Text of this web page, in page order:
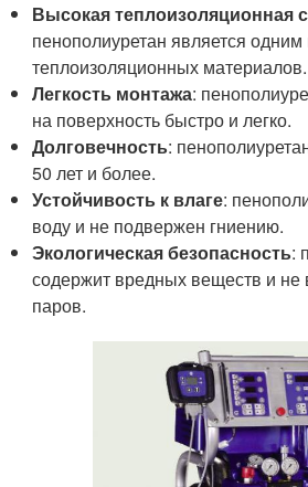
Высокая теплоизоляционная
пенополиуретан является
теплоизоляционных материалов.
Легкость монтажа:
на поверхность быстро и легко.
Долговечность:
50 лет и более.
Устойчивость к влаге:
воду и не подвержен гниению.
Экологическая безопасность:
содержит вредных веществ и не
паров.